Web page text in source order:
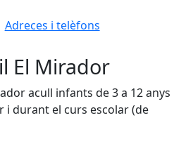
Adreces i telèfons
El Mirador
acull infants de 3 a 12 anys
i durant el curs escolar (de